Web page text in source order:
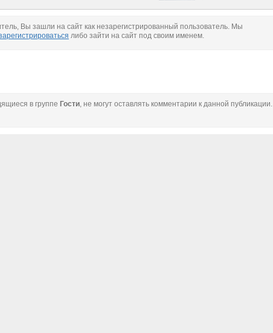
Верховной Рады
Вы зашли на сайт как незарегистрированный пользователь. Мы
либо зайти на сайт под своим именем.
в группе Гости, не могут оставлять комментарии к данной публикации.